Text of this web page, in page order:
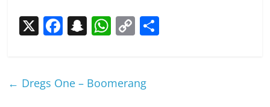
X F
e
S
p
W
s
C
y
← Dregs One – Boomerang